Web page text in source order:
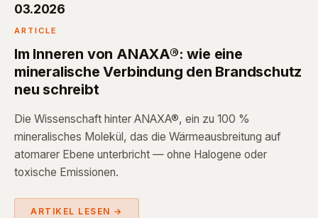
03.2026
ARTICLE
Im Inneren von ANAXA®: wie eine
mineralische Verbindung den Brandschutz
neu schreibt
Die Wissenschaft hinter ANAXA®, ein zu 100 %
mineralisches Molekül, das die Wärmeausbreitung auf
atomarer Ebene unterbricht — ohne Halogene oder
toxische Emissionen.
ARTIKEL LESEN →